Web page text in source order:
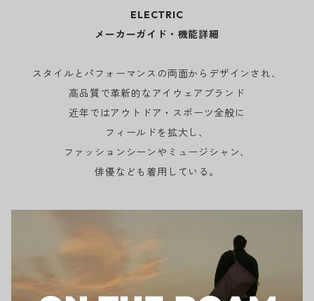
ELECTRIC
メーカーガイド・機能詳細
スタイルとパフォーマンスの両面からデザインされ、
高品質で革新的なアイウェアブランド
近年ではアウトドア・スポーツ全般に
フィールドを拡大し、
ファッションシーンやミュージシャン、
俳優なども着用している。